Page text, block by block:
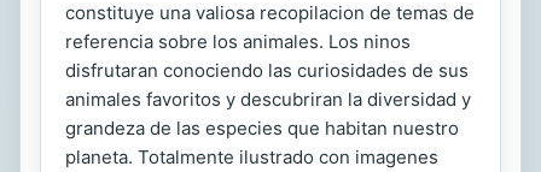
constituye una valiosa recopilacion de temas de
referencia sobre los animales. Los ninos
disfrutaran conociendo las curiosidades de sus
animales favoritos y descubriran la diversidad y
grandeza de las especies que habitan nuestro
planeta. Totalmente ilustrado con imagenes